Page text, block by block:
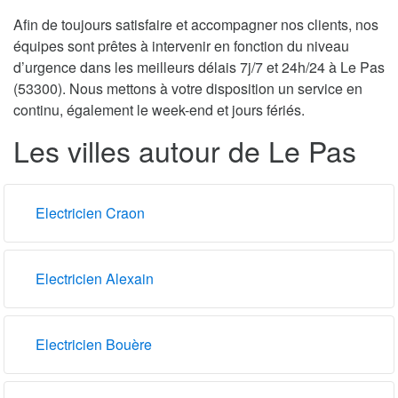
Afin de toujours satisfaire et accompagner nos clients, nos
équipes sont prêtes à intervenir en fonction du niveau
d’urgence dans les meilleurs délais 7j/7 et 24h/24 à Le Pas
(53300). Nous mettons à votre disposition un service en
continu, également le week-end et jours fériés.
Les villes autour de Le Pas
Electricien Craon
Electricien Alexain
Electricien Bouère